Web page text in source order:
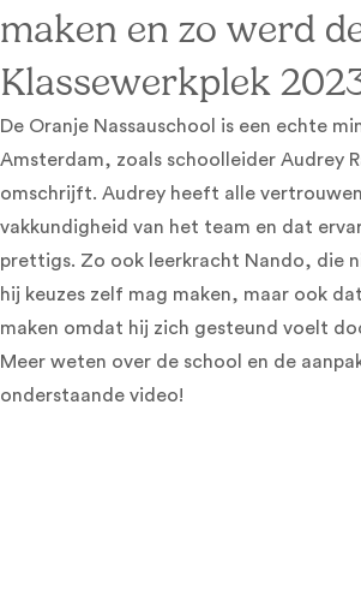
maken en zo werd
Klassewerkplek
De Oranje Nassauschool is een echte
Amsterdam, zoals schoolleider Audrey
omschrijft. Audrey heeft alle
vakkundigheid van het team en dat
prettigs. Zo ook leerkracht Nando, die
hij keuzes zelf mag maken, maar ook
maken omdat hij zich gesteund voelt
Meer weten over de school en de
onderstaande video!